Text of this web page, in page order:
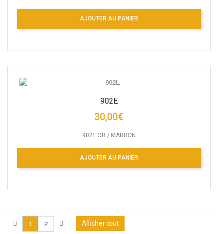
AJOUTER AU PANIER
902E
30,00€
902E OR / MARRON
AJOUTER AU PANIER
Afficher tout
1 2